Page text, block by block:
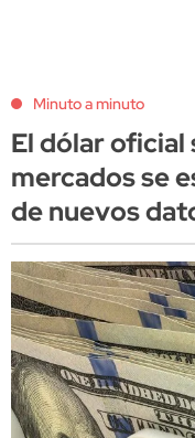
Minuto a minuto
El dólar oficial
mercados se
de nuevos